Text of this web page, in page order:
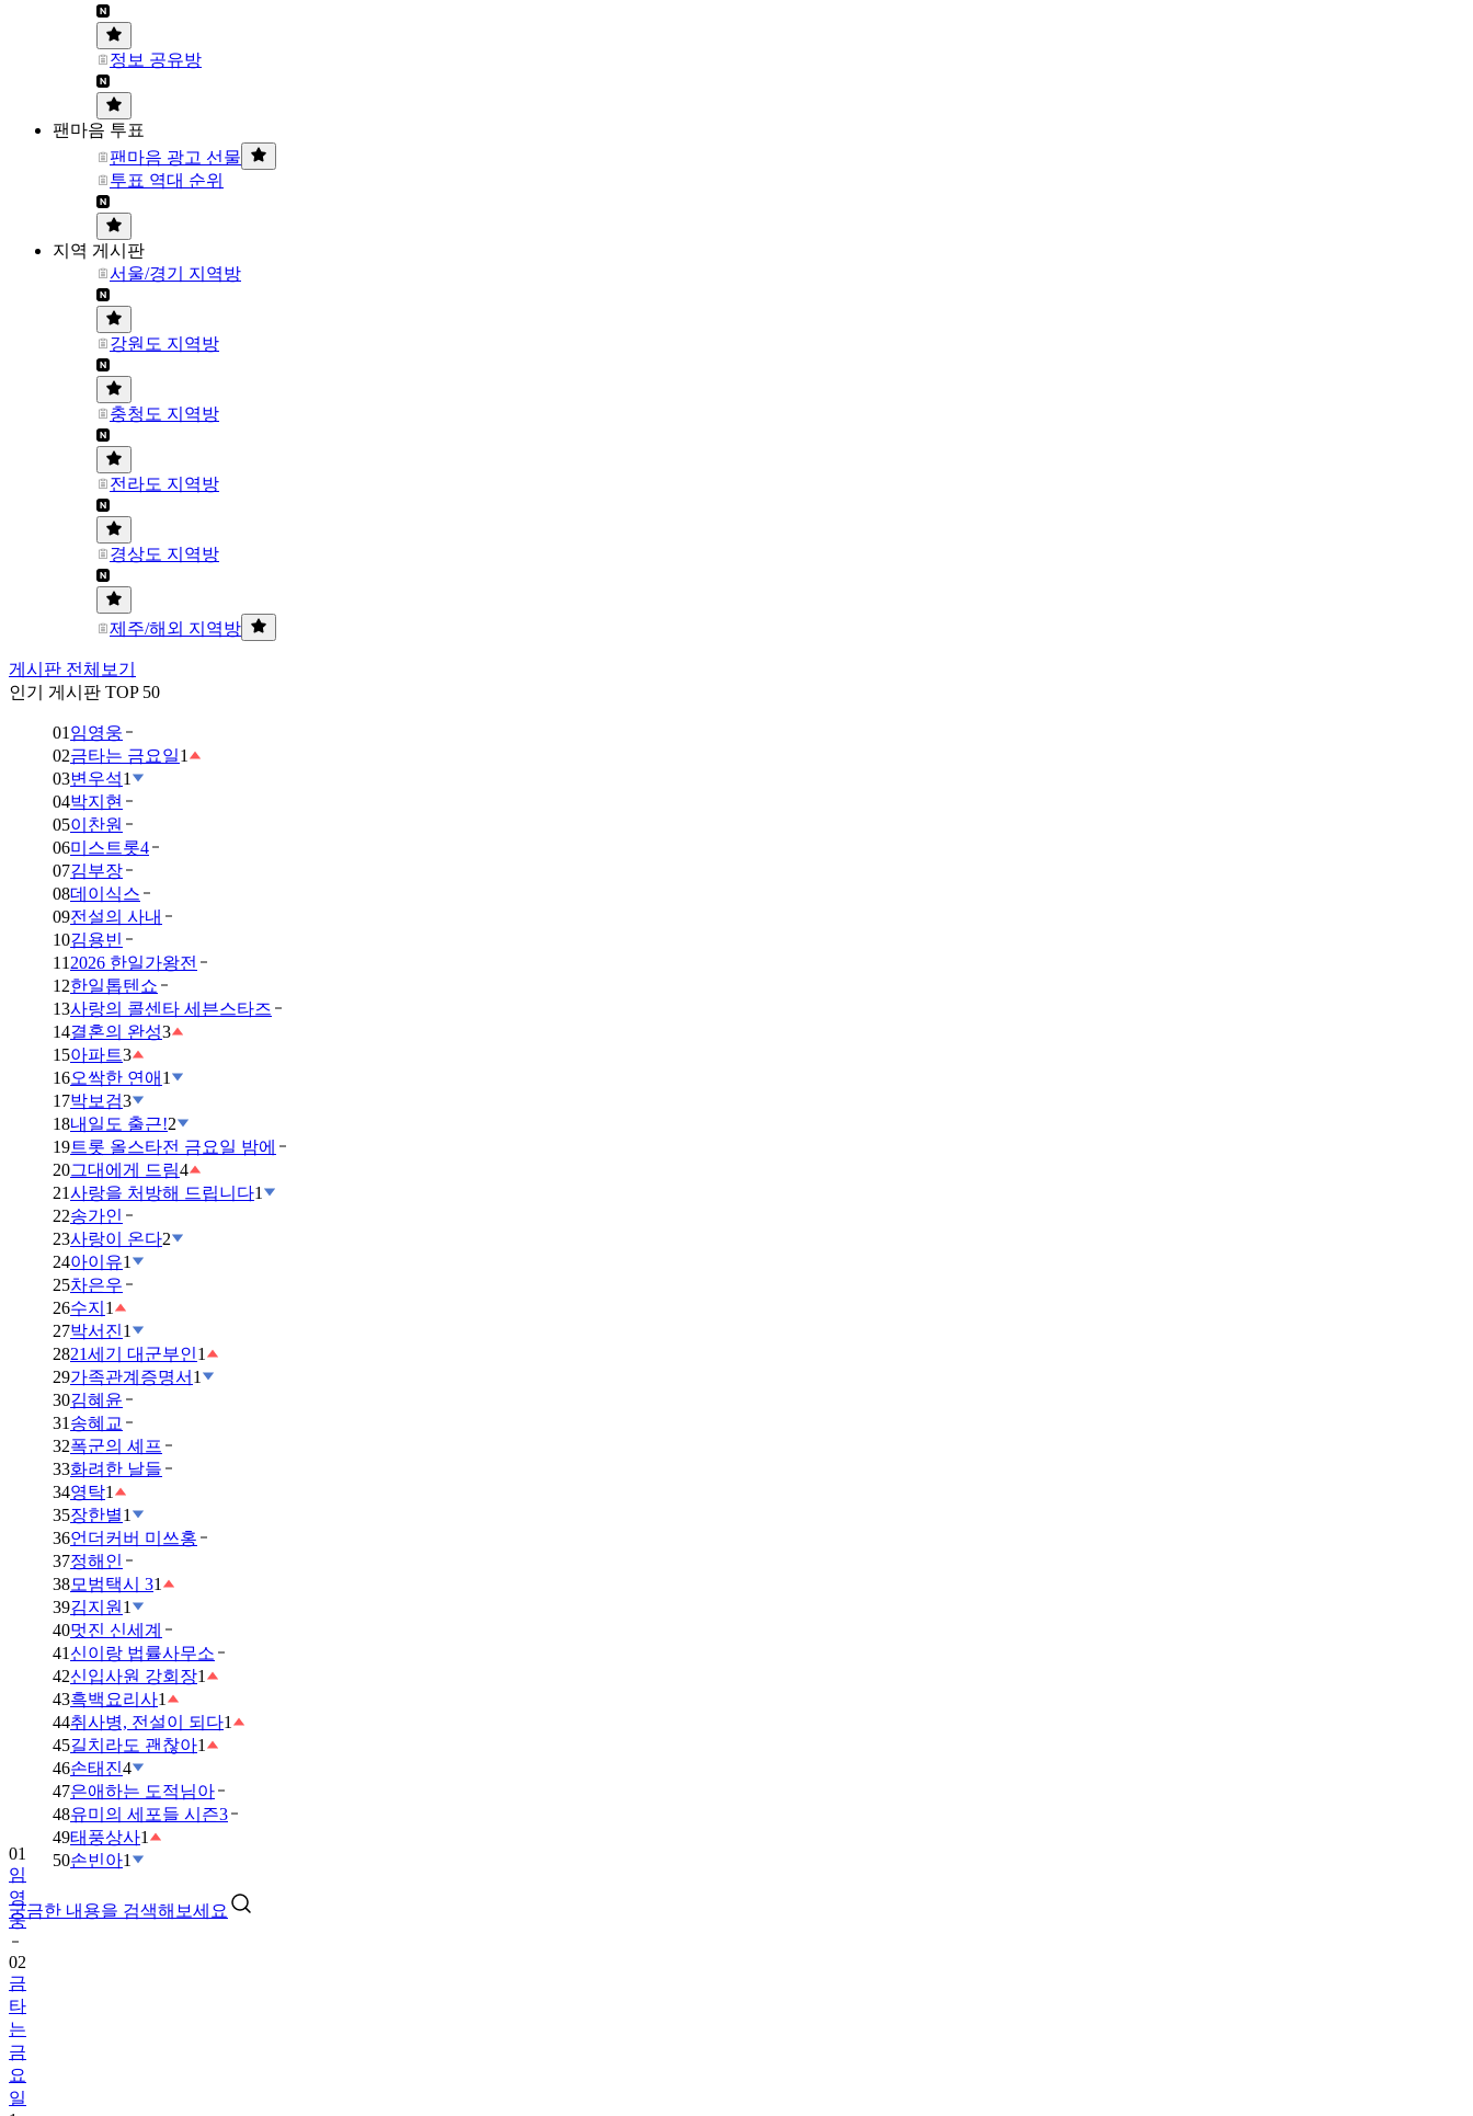
정보 공유방
팬마음 투표
팬마음 광고 선물
투표 역대 순위
지역 게시판
서울/경기 지역방
강원도 지역방
충청도 지역방
전라도 지역방
경상도 지역방
제주/해외 지역방
게시판 전체보기
인기 게시판 TOP 50
01 임영웅
02금타는 금요일1
03변우석1
04박지현
05이찬원
06미스트롯4
07김부장
08데이식스
09전설의 사내
10김용빈
11 2026 한일가왕전
12한일톱텐쇼
13사랑의 콜센타 세븐스타즈
14결혼의 완성3
15아파트3
16오싹한 연애 1
17박보검3
18내일도 출근!2
19트롯 올스타전 금요일 밤에
20그대에게 드림4
21사랑을 처방해 드립니다1
22송가인
23사랑이 온다2
24아이유1
25차은우
26수지 1
27박서진1
2821세기 대군부인1
29가족관계증명서 1
30김혜윤
31 송혜교
32폭군의 셰프
33화려한 날들
34영탁1
35장한별1
36언더커버 미쓰홍
37정해인
38모범택시 31
39김지원 1
40멋진 신세계
41 신이랑 법률사무소
42신입사원 강회장1
43흑백요리사1
44취사병, 전설이 되다1
45길치라도 괜찮아1
46손태진4
47은애하는 도적님아
48유미의 세포들 시즌3
49태풍상사1
50손빈아1
궁금한 내용을 검색해보세요
01
임
영
웅
02
금
타
는
금
요
일